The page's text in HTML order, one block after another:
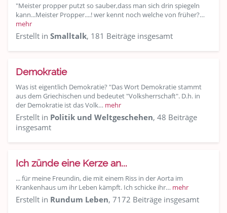
"Meister propper putzt so sauber,dass man sich drin spiegeln
kann...Meister Propper....! wer kennt noch welche von früher?…
mehr
Erstellt in Smalltalk, 181 Beiträge insgesamt
Demokratie
Was ist eigentlich Demokratie? "Das Wort Demokratie stammt
aus dem Griechischen und bedeutet "Volksherrschaft". D.h. in
der Demokratie ist das Volk… mehr
Erstellt in Politik und Weltgeschehen, 48 Beiträge
insgesamt
Ich zünde eine Kerze an...
... für meine Freundin, die mit einem Riss in der Aorta im
Krankenhaus um ihr Leben kämpft. Ich schicke ihr… mehr
Erstellt in Rundum Leben, 7172 Beiträge insgesamt